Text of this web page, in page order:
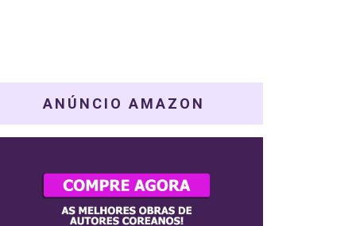
ANÚNCIO AMAZON